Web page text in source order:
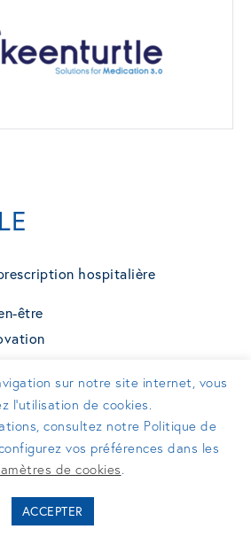
hospitalière
être
:2021sur notre site internet, vous
l’utilisation de cookies.
consultez notre Politique de
vos préférences dans les
de cookies.
ACCEPTER